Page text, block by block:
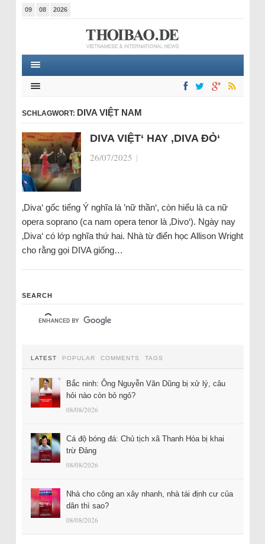
09 08 2026
SCHLAGWORT: DIVA VIỆT NAM
DIVA VIỆT‘ HAY ‚DIVA ĐỎ‘
26/07/2025 |
‚Diva‘ gốc tiếng Ý nghĩa là ’nữ thần‘, còn hiểu là ca nữ
opera soprano (ca nam opera tenor là ‚Divo‘). Ngày nay
‚Diva‘ có lớp nghĩa thứ hai. Nhà từ điển học Allison Wright
cho rằng gọi DIVA giống…
SEARCH
LATEST POPULAR COMMENTS TAGS
Bắc ninh: Ông Nguyễn Văn Dũng bị xử lý, câu
hỏi nào còn bỏ ngỏ?
08/08/2026
Cá độ bóng đá: Chủ tịch xã Thanh Hóa bị khai
trừ Đảng
08/08/2026
Nhà cho công an xây nhanh, nhà tái định cư của
dân thì sao?
08/08/2026